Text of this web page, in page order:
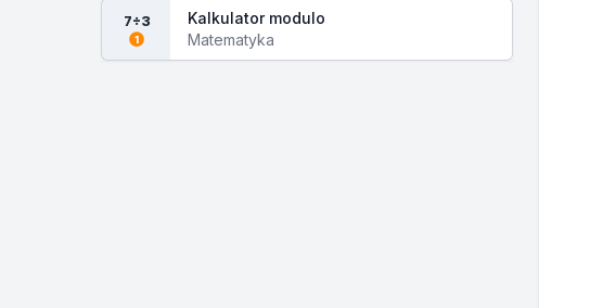
7÷3
1
Kalkulator modulo
Matematyka